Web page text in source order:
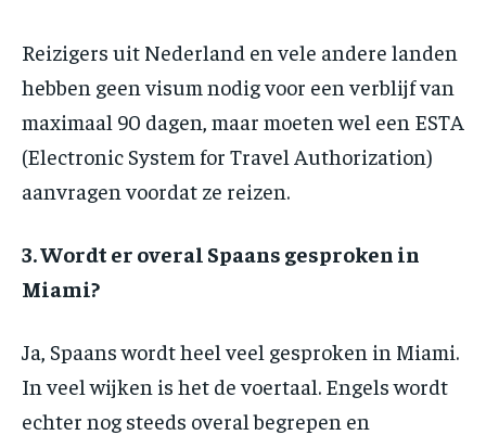
Reizigers uit Nederland en vele andere landen
hebben geen visum nodig voor een verblijf van
maximaal 90 dagen, maar moeten wel een ESTA
(Electronic System for Travel Authorization)
aanvragen voordat ze reizen.
3. Wordt er overal Spaans gesproken in
Miami?
Ja, Spaans wordt heel veel gesproken in Miami.
In veel wijken is het de voertaal. Engels wordt
echter nog steeds overal begrepen en